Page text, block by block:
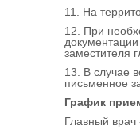
11. На
12. При
заместителя
13. В случае
письменное
График
Главный